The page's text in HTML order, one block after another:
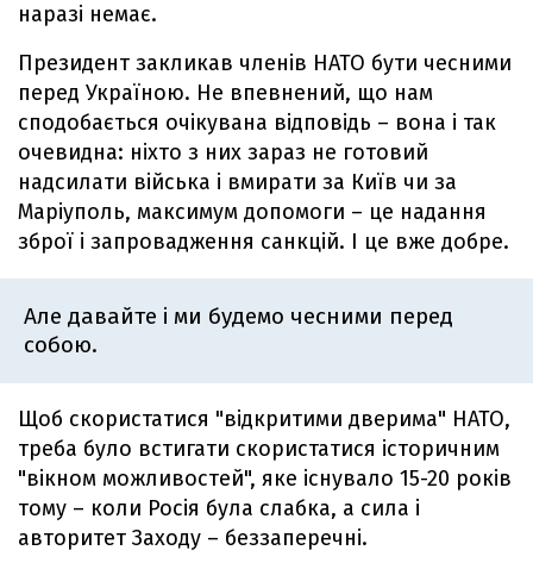
наразі немає.
Президент закликав членів НАТО бути чесними
перед Україною. Не впевнений, що нам
сподобається очікувана відповідь – вона і так
очевидна: ніхто з них зараз не готовий
надсилати війська і вмирати за Київ чи за
Маріуполь, максимум допомоги – це надання
зброї і запровадження санкцій. І це вже добре.
Але давайте і ми будемо чесними перед
собою.
Щоб скористатися "відкритими дверима" НАТО,
треба було встигати скористатися історичним
"вікном можливостей", яке існувало 15-20 років
тому – коли Росія була слабка, а сила і
авторитет Заходу – беззаперечні.